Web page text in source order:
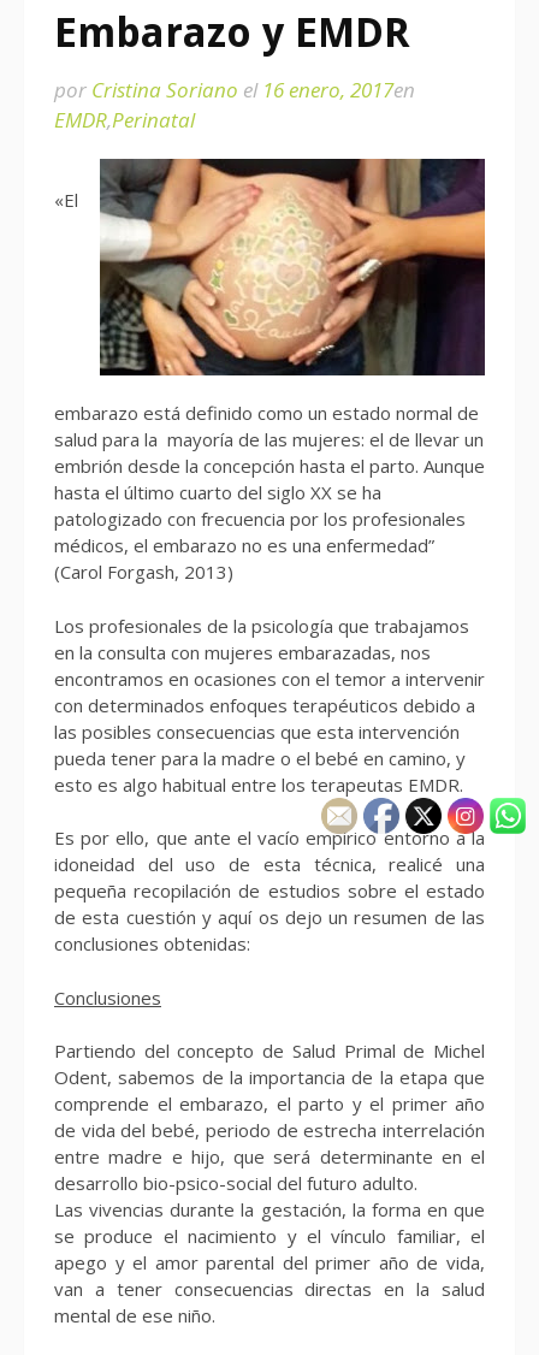
Embarazo y EMDR
por Cristina Soriano el 16 enero, 2017en
EMDR,Perinatal
«El
embarazo está definido como un estado normal de
salud para la mayoría de las mujeres: el de llevar un
embrión desde la concepción hasta el parto. Aunque
hasta el último cuarto del siglo XX se ha
patologizado con frecuencia por los profesionales
médicos, el embarazo no es una enfermedad”
(Carol Forgash, 2013)
Los profesionales de la psicología que trabajamos
en la consulta con mujeres embarazadas, nos
encontramos en ocasiones con el temor a intervenir
con determinados enfoques terapéuticos debido a
las posibles consecuencias que esta intervención
pueda tener para la madre o el bebé en camino, y
esto es algo habitual entre los terapeutas EMDR.
Es por ello, que ante el vacío empírico entorno a la
idoneidad del uso de esta técnica, realicé una
pequeña recopilación de estudios sobre el estado
de esta cuestión y aquí os dejo un resumen de las
conclusiones obtenidas:
Conclusiones
Partiendo del concepto de Salud Primal de Michel
Odent, sabemos de la importancia de la etapa que
comprende el embarazo, el parto y el primer año
de vida del bebé, periodo de estrecha interrelación
entre madre e hijo, que será determinante en el
desarrollo bio-psico-social del futuro adulto.
Las vivencias durante la gestación, la forma en que
se produce el nacimiento y el vínculo familiar, el
apego y el amor parental del primer año de vida,
van a tener consecuencias directas en la salud
mental de ese niño.